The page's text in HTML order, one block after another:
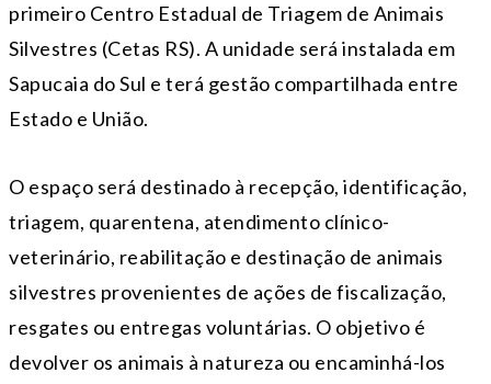
primeiro Centro Estadual de Triagem de Animais
Silvestres (Cetas RS). A unidade será instalada em
Sapucaia do Sul e terá gestão compartilhada entre
Estado e União.
O espaço será destinado à recepção, identificação,
triagem, quarentena, atendimento clínico-
veterinário, reabilitação e destinação de animais
silvestres provenientes de ações de fiscalização,
resgates ou entregas voluntárias. O objetivo é
devolver os animais à natureza ou encaminhá-los